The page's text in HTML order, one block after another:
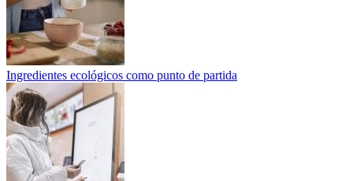
Ingredientes ecológicos como punto de partida